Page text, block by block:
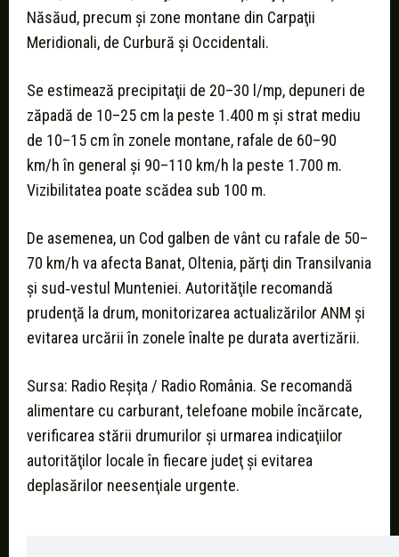
Năsăud, precum şi zone montane din Carpaţii
Meridionali, de Curbură şi Occidentali.
Se estimează precipitaţii de 20–30 l/mp, depuneri de
zăpadă de 10–25 cm la peste 1.400 m şi strat mediu
de 10–15 cm în zonele montane, rafale de 60–90
km/h în general şi 90–110 km/h la peste 1.700 m.
Vizibilitatea poate scădea sub 100 m.
De asemenea, un Cod galben de vânt cu rafale de 50–
70 km/h va afecta Banat, Oltenia, părţi din Transilvania
şi sud‑vestul Munteniei. Autorităţile recomandă
prudenţă la drum, monitorizarea actualizărilor ANM şi
evitarea urcării în zonele înalte pe durata avertizării.
Sursa: Radio Reşiţa / Radio România. Se recomandă
alimentare cu carburant, telefoane mobile încărcate,
verificarea stării drumurilor şi urmarea indicaţiilor
autorităţilor locale în fiecare judeţ şi evitarea
deplasărilor neesenţiale urgente.